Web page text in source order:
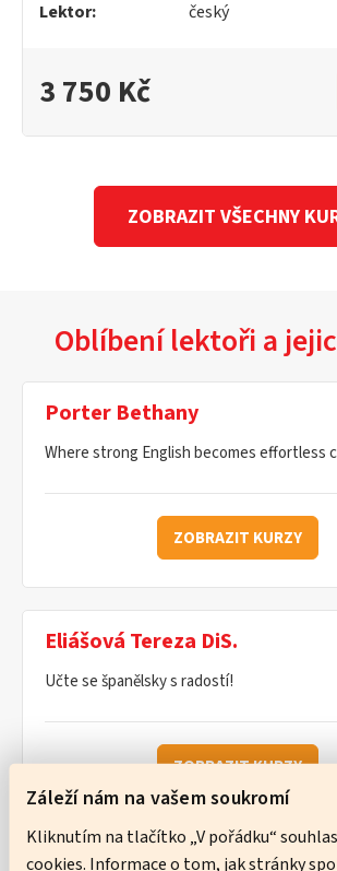
Záleží nám na vašem soukromí
Kliknutím na tlačítko „V pořádku“
cookies. Informace o tom, jak stránky
Lektor:
český
3 750 Kč
ZOBRAZIT VŠECHNY
Oblíbení lektoři a
Porter Bethany
Where strong English becomes effortless
ZOBRAZIT KURZY
Eliášová Tereza DiS.
Učte se španělsky s radostí!
ZOBRAZIT KURZY